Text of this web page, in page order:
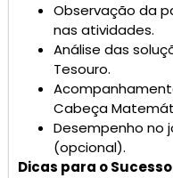
Observação da
nas atividades.
Análise das
Tesouro.
Cabeça
Desempenho no
(opcional).
Dicas para o